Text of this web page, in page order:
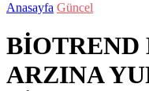
Anasayfa Güncel
ARZINA